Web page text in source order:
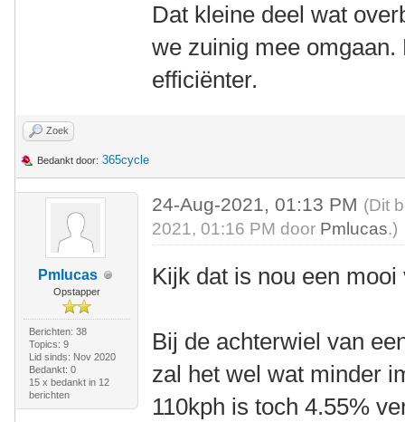
Dat kleine deel wat
we zuinig mee
efficiënter.
Zoek
Bedankt door: 365cycle
Pmlucas
Opstapper
Berichten: 38
Topics: 9
Lid sinds: Nov 2020
Bedankt: 0
15 x bedankt in 12
berichten
24-Aug-2021, 01:13 PM (Dit
2021, 01:16 PM door Pmlucas.)
Kijk dat is nou een
Bij de achterwiel van
zal het wel wat minder
110kph is toch 4.55%